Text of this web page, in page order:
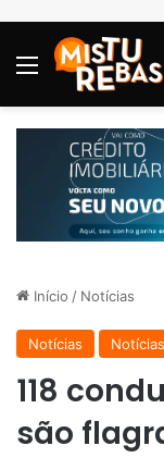
Menu
Início / Notícias
Notícias
118
são